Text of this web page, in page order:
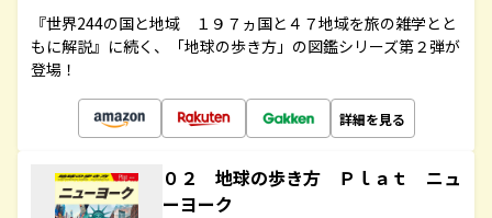
『世界244の国と地域 １９７ヵ国と４７地域を旅の雑学とと
もに解説』に続く、「地球の歩き方」の図鑑シリーズ第２弾が
登場！
詳細を見る
０２ 地球の歩き方 Ｐｌａｔ ニュ
ーヨーク